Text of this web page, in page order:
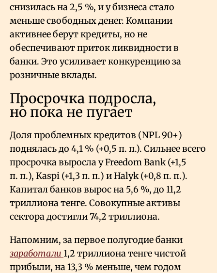
снизилась на 2,5 %, и у бизнеса стало
меньше свободных денег. Компании
активнее берут кредиты, но не
обеспечивают приток ликвидности в
банки. Это усиливает конкуренцию за
розничные вклады.
Просрочка подросла,
но пока не пугает
Доля проблемных кредитов (NPL 90+)
поднялась до 4,1 % (+0,5 п. п.). Сильнее всего
просрочка выросла у Freedom Bank (+1,5
п. п.), Kaspi (+1,3 п. п.) и Halyk (+0,8 п. п.).
Капитал банков вырос на 5,6 %, до 11,2
триллиона тенге. Совокупные активы
сектора достигли 74,2 триллиона.
Напомним, за первое полугодие банки
заработали 1,2 триллиона тенге чистой
прибыли, на 13,3 % меньше, чем годом